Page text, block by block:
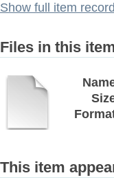
Show full item record
Files in this
This item